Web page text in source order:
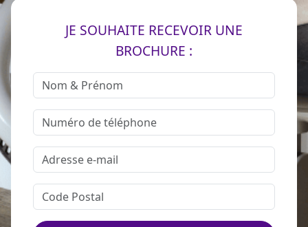
JE SOUHAITE RECEVOIR UNE
BROCHURE :